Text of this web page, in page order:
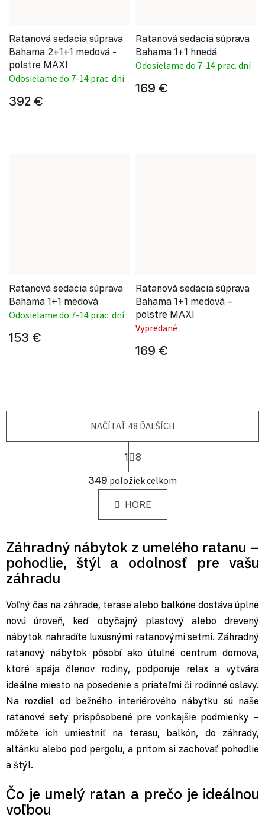
Ratanová sedacia súprava
Bahama 2+1+1 medová -
polstre MAXI
Odosielame do 7-14 prac. dní
392 €
Ratanová sedacia súprava
Bahama 1+1 hnedá
Odosielame do 7-14 prac. dní
169 €
Ratanová sedacia súprava
Bahama 1+1 medová
Odosielame do 7-14 prac. dní
153 €
Ratanová sedacia súprava
Bahama 1+1 medová –
polstre MAXI
Vypredané
169 €
Ovládacie prvky výpisu
NAČÍTAŤ 48 ĎALŠÍCH
Stránkovanie
1
8
349 položiek celkom
HORE
Záhradný nábytok z umelého ratanu –
pohodlie, štýl a odolnosť pre vašu
záhradu
Voľný čas na záhrade, terase alebo balkóne dostáva úplne
novú úroveň, keď obyčajný plastový alebo drevený
nábytok nahradíte luxusnými ratanovými setmi. Záhradný
ratanový nábytok pôsobí ako útulné centrum domova,
ktoré spája členov rodiny, podporuje relax a vytvára
ideálne miesto na posedenie s priateľmi či rodinné oslavy.
Na rozdiel od bežného interiérového nábytku sú naše
ratanové sety prispôsobené pre vonkajšie podmienky –
môžete ich umiestniť na terasu, balkón, do záhrady,
altánku alebo pod pergolu, a pritom si zachovať pohodlie
a štýl.
Čo je umelý ratan a prečo je ideálnou
voľbou